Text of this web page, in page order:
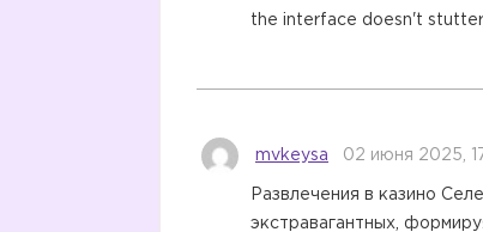
the interface doesn't
mvkeysa 02 июня 2025,
Развлечения в казино
экстравагантных,